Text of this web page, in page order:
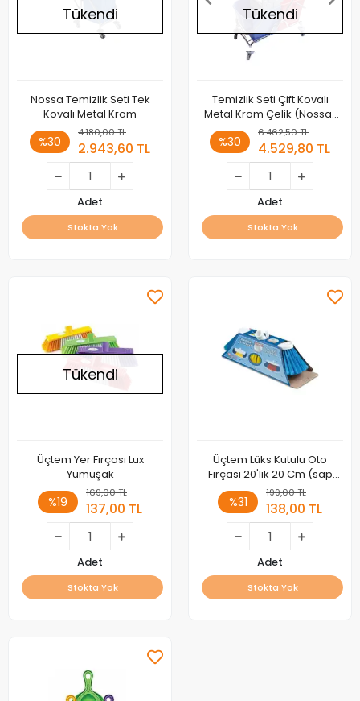
Tükendi
Nossa Temizlik Seti Tek
Kovalı Metal Krom
%30
4.180,00 TL
2.943,60 TL
Adet
Stokta Yok
Tükendi
Temizlik Seti Çift Kovalı
Metal Krom Çelik (Nossa)
Presli
%30
6.462,50 TL
4.529,80 TL
Adet
Stokta Yok
Tükendi
Üçtem Yer Fırçası Lux
Yumuşak
%19
169,00 TL
137,00 TL
Adet
Stokta Yok
Üçtem Lüks Kutulu Oto
Fırçası 20'lik 20 Cm (sap
Hariçtir)
%31
199,00 TL
138,00 TL
Adet
Stokta Yok